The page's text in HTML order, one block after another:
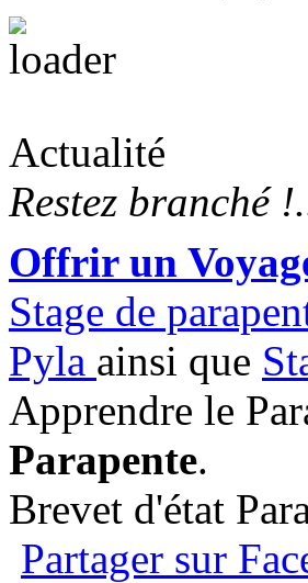
Actualité
Restez branché
Offrir un
Stage de
Pyla ainsi que
Apprendre le
Parapente.
Brevet d'état
Partager sur